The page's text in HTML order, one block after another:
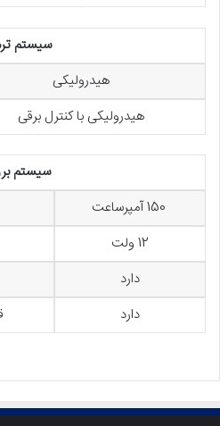
سیستم
هیدرولیکی
هیدرولیکی با کنترل برقی
سیستم
12 ولت
دارد
دارد